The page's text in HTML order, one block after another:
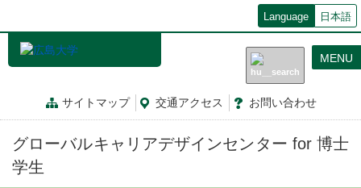
Language 日本語
サイトマップ 交通アクセス お問い合わせ
MENU
グローバルキャリアデザインセンター for 博士
学生